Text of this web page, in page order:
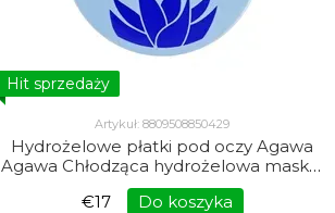
Hit sprzedaży
Artykuł: 8809508850429
Hydrożelowe płatki pod oczy Agawa
Agawa Chłodząca hydrożelowa maska ​​
pod oczy Petitfee & Koelf 60 szt.
€17 Do koszyka